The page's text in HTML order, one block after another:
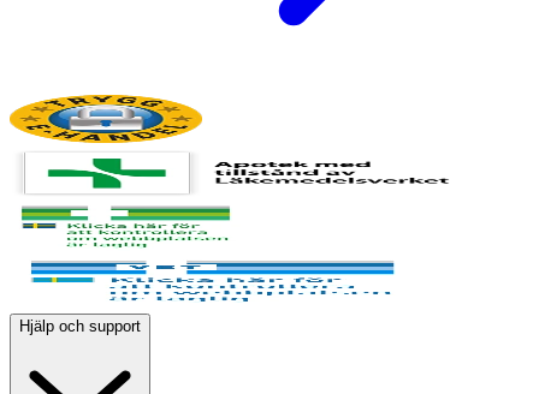
Hjälp och support